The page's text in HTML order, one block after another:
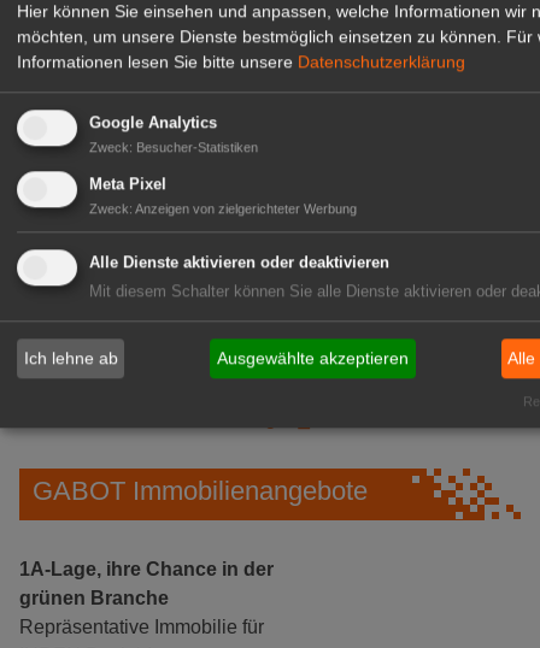
Gärtnerei Hanns
Mitarbeiter (m/w/d) für unsere
Logistikhalle
Herongen
GABOT Immobilienangebote
1A-Lage, ihre Chance in der
grünen Branche
Repräsentative Immobilie für
Hier können Sie einsehen und anpassen, welche Informationen wir
möchten, um unsere Dienste bestmöglich einsetzen zu können.
Für
Informationen lesen Sie bitte unsere Datenschutzerklärung
Google Analytics
Zweck: Besucher-Statistiken
Meta Pixel
Zweck: Anzeigen von zielgerichteter Werbung
Alle Dienste aktivieren oder deaktivieren
Mit diesem Schalter können Sie alle Dienste aktivieren oder
Ich lehne ab Ausgewählte akzeptieren Alle